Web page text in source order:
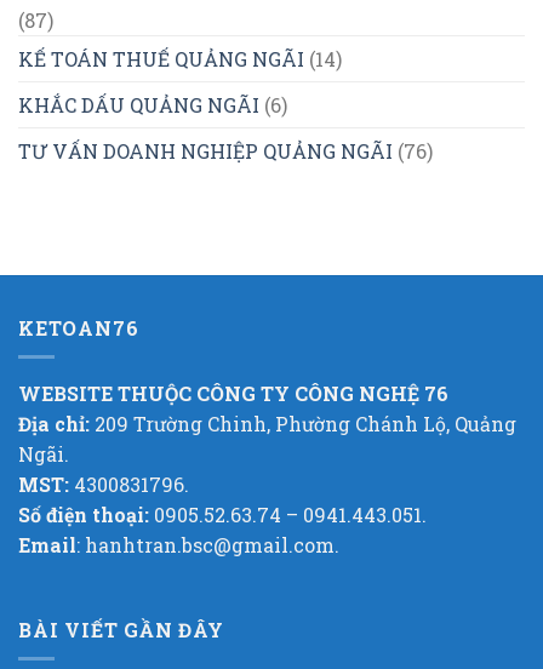
(87)
KẾ TOÁN THUẾ QUẢNG NGÃI (14)
KHẮC DẤU QUẢNG NGÃI (6)
TƯ VẤN DOANH NGHIỆP QUẢNG NGÃI (76)
KETOAN76
WEBSITE THUỘC CÔNG TY CÔNG NGHỆ 76
Địa chỉ: 209 Trường Chinh, Phường Chánh Lộ, Quảng
Ngãi.
MST: 4300831796.
Số điện thoại: 0905.52.63.74 – 0941.443.051.
Email: hanhtran.bsc@gmail.com.
BÀI VIẾT GẦN ĐÂY